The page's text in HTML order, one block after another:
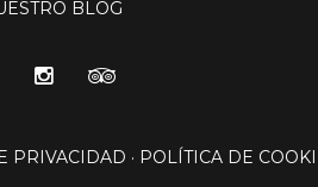
BLOG
PRIVACIDAD · POLÍTICA DE